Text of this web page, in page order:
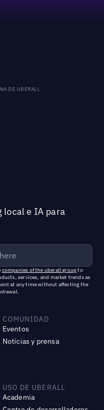
DE UBERALL
local e IA para
companies of the uberall groupto
services, and market trends as
at any time without affecting the
COMUNIDAD
Eventos
Noticias y prensa
USO DE UBERALL
Academia